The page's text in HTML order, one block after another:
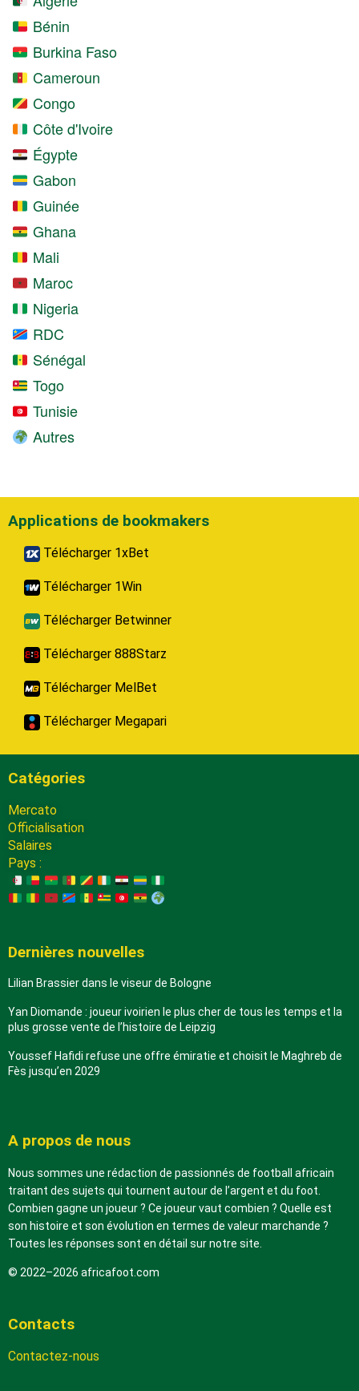
Bénin
Burkina Faso
Cameroun
Congo
Côte d'Ivoire
Égypte
Gabon
Guinée
Ghana
Mali
Maroc
Nigeria
RDC
Sénégal
Togo
Tunisie
Autres
Applications de bookmakers
Télécharger 1xBet
Télécharger 1Win
Télécharger Betwinner
Télécharger 888Starz
Télécharger MelBet
Télécharger Megapari
Catégories
Mercato
Officialisation
Salaires
Pays :
Dernières nouvelles
Lilian Brassier dans le viseur de Bologne
Yan Diomande : joueur ivoirien le plus cher de tous les temps et la
plus grosse vente de l’histoire de Leipzig
Youssef Hafidi refuse une offre émiratie et choisit le Maghreb de
Fès jusqu’en 2029
A propos de nous
Nous sommes une rédaction de passionnés de football africain
traitant des sujets qui tournent autour de l’argent et du foot.
Combien gagne un joueur ? Ce joueur vaut combien ? Quelle est
son histoire et son évolution en termes de valeur marchande ?
Toutes les réponses sont en détail sur notre site.
© 2022–2026 africafoot.com
Contacts
Contactez-nous